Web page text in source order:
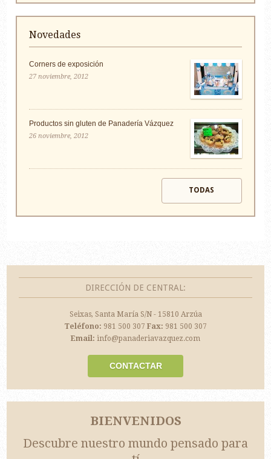
Novedades
Corners de exposición
27 noviembre, 2012
Productos sin gluten de Panadería Vázquez
26 noviembre, 2012
TODAS
DIRECCIÓN DE CENTRAL:
Seixas, Santa María S/N - 15810 Arzúa
Teléfono: 981 500 307 Fax: 981 500 307
Email: info@panaderiavazquez.com
CONTACTAR
BIENVENIDOS
Descubre nuestro mundo pensado para